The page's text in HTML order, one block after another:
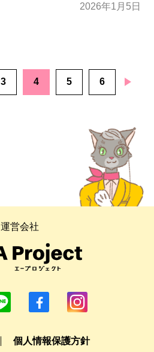
2026年1月5日
3 4 5 6
次のページ
運営会社
個人情報保護方針